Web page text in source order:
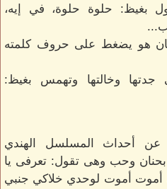
بغيظ: حلوة حلوة، في إيه،
هو يضغط على حروف كلمته
وخالتها وتهمس بغيظ:
عن أحداث المسلسل الهندي
بحنان وحب وهى تقول: تعرفى يا
أموت أموت لوحدي خلاكي جنبي